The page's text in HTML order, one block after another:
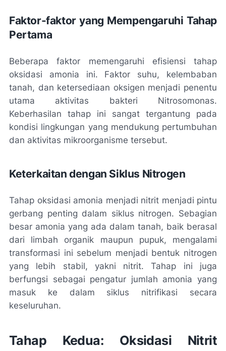
Faktor-faktor yang Mempengaruhi Tahap
Pertama
Beberapa faktor memengaruhi efisiensi tahap
oksidasi amonia ini. Faktor suhu, kelembaban
tanah, dan ketersediaan oksigen menjadi penentu
utama aktivitas bakteri Nitrosomonas.
Keberhasilan tahap ini sangat tergantung pada
kondisi lingkungan yang mendukung pertumbuhan
dan aktivitas mikroorganisme tersebut.
Keterkaitan dengan Siklus Nitrogen
Tahap oksidasi amonia menjadi nitrit menjadi pintu
gerbang penting dalam siklus nitrogen. Sebagian
besar amonia yang ada dalam tanah, baik berasal
dari limbah organik maupun pupuk, mengalami
transformasi ini sebelum menjadi bentuk nitrogen
yang lebih stabil, yakni nitrit. Tahap ini juga
berfungsi sebagai pengatur jumlah amonia yang
masuk ke dalam siklus nitrifikasi secara
keseluruhan.
Tahap Kedua: Oksidasi Nitrit